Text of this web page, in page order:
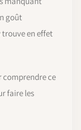
goût
en effet
comprendre ce
faire les